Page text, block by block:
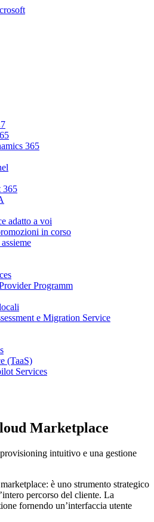
365
365
adatto a voi
in corso
Programm
e Migration Service
(TaaS)
Services
Marketplace
intuitivo e una gestione
è uno strumento strategico
percorso del cliente. La
fornendo un’interfaccia utente